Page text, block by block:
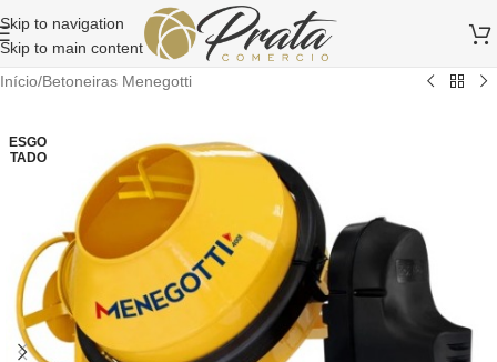
Skip to navigation
Skip to main content
Início/Betoneiras Menegotti
ESGO
TADO